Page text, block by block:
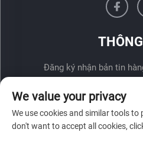
Đăng ký nhận bản tin
We value your privacy
We use cookies and similar tools to
don't want to accept all cookies,